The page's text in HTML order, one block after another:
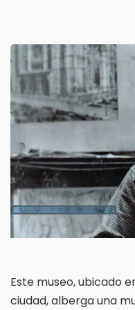
Este museo, ubicado
ciudad, alberga una